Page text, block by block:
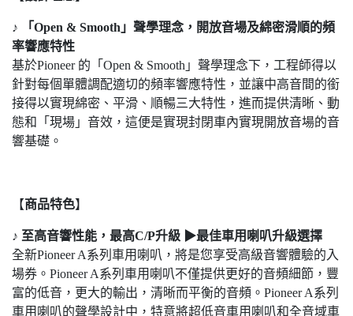
♪
「Open & Smooth」聲學理念，開放音場及綿密滑順的頻
率響應特性
基於Pioneer 的「Open & Smooth」聲學理念下，工程師得以
針對每個單體調配適切的頻率響應特性，並讓中高音間的銜
接得以實現綿密、平滑、順暢三大特性，進而提供清晰、動
態和「現場」音效，這便是實現封閉車內實現開放音場的音
響基礎。
【商品特色】
♪ 至高音響性能，最高C/P升級 ▶最佳車用喇叭升級選擇
全新Pioneer A系列車用喇叭，將是您享受高級音響體驗的入
場券。Pioneer A系列車用喇叭不僅提供更好的音頻細節，豐
富的低音，更大的輸出，清晰而平衡的音頻。Pioneer A系列
車用喇叭的聲學設計中，特意將超低音車用喇叭和全音域車